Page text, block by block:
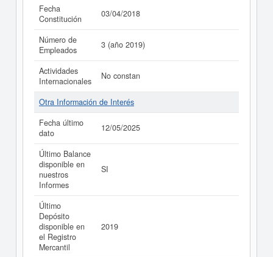
Fecha
Constitución
03/04/2018
Número de
Empleados
3 (año 2019)
Actividades
Internacionales
No constan
Otra Información de Interés
Fecha último
dato
12/05/2025
Último Balance
disponible en
nuestros
Informes
SI
Último
Depósito
disponible en
el Registro
Mercantil
2019